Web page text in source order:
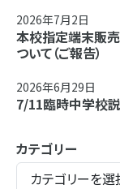
2026年7月2日
本校指定端末販
ついて（ご報告）
2026年6月29日
7/11臨時中学校
カテゴリー